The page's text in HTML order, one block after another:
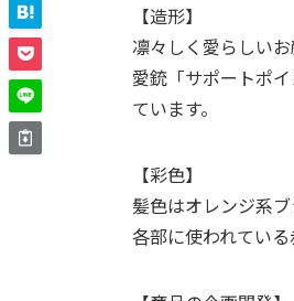
【造形】
凛々しく愛らしい
愛銃「サポートポ
ています。
【彩色】
髪色はオレンジ系
各部に使われてい